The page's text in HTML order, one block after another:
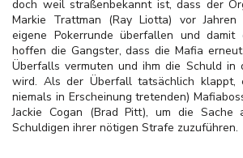
doch weil straßenbekannt ist, dass der
Markie Trattman (Ray Liotta) vor Jahren
eigene Pokerrunde überfallen und damit
hoffen die Gangster, dass die Mafia
Überfalls vermuten und ihm die Schuld in
wird. Als der Überfall tatsächlich klappt,
niemals in Erscheinung tretenden)
Jackie Cogan (Brad Pitt), um die Sache
Schuldigen ihrer nötigen Strafe zuzuführen.